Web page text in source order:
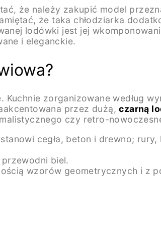
że należy zakupić model
że taka chłodziarka
lodówki jest jej
i eleganckie.
zorganizowane według
przez dużą,czarną
czy retro-
cegła, beton i drewno;
biel.
wzorów geometrycznych i z